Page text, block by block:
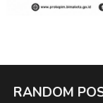
RANDOM